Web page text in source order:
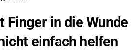
Finger in die Wunde
einfach helfen